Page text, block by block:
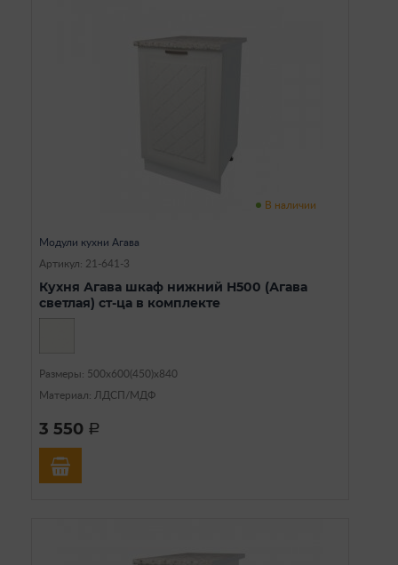
В наличии
Модули кухни Агава
Артикул: 21-641-3
Кухня Агава шкаф нижний Н500 (Агава
светлая) ст-ца в комплекте
Размеры: 500х600(450)х840
Материал: ЛДСП/МДФ
3 550 a